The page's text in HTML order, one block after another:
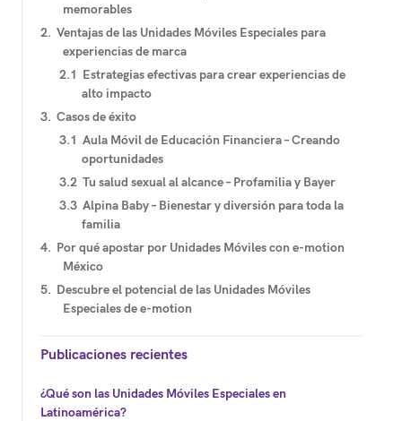
memorables
Ventajas de las Unidades Móviles Especiales para
experiencias de marca
Estrategias efectivas para crear experiencias de
alto impacto
Casos de éxito
Aula Móvil de Educación Financiera – Creando
oportunidades
Tu salud sexual al alcance – Profamilia y Bayer
Alpina Baby – Bienestar y diversión para toda la
familia
Por qué apostar por Unidades Móviles con e-motion
México
Descubre el potencial de las Unidades Móviles
Especiales de e-motion
Publicaciones recientes
¿Qué son las Unidades Móviles Especiales en
Latinoamérica?